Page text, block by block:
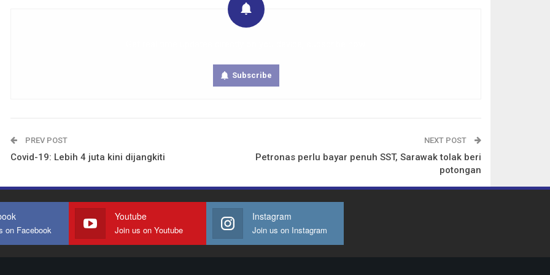
Subscribe
PREV POST
Covid-19: Lebih 4 juta kini dijangkiti
NEXT POST
Petronas perlu bayar penuh SST, Sarawak tolak beri
potongan
on Facebook
Youtube
Join us on Youtube
Instagram
Join us on Instagram